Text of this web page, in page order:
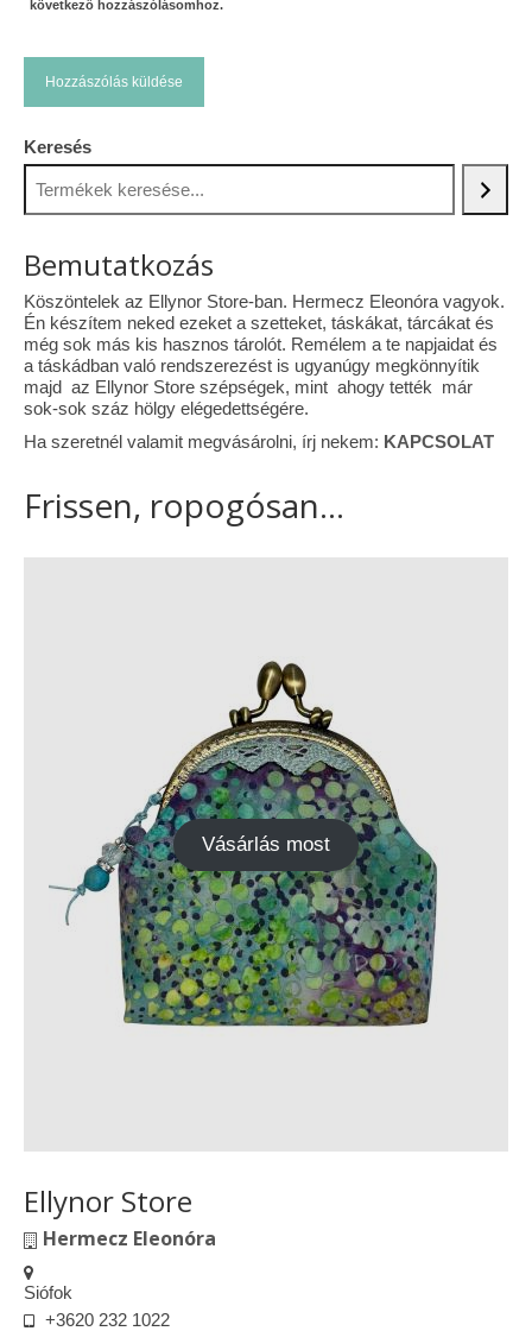
következő hozzászólásomhoz.
Keresés
Bemutatkozás
Köszöntelek az Ellynor Store-ban. Hermecz Eleonóra vagyok.
Én készítem neked ezeket a szetteket, táskákat, tárcákat és
még sok más kis hasznos tárolót. Remélem a te napjaidat és
a táskádban való rendszerezést is ugyanúgy megkönnyítik
majd az Ellynor Store szépségek, mint ahogy tették már
sok-sok száz hölgy elégedettségére.
Ha szeretnél valamit megvásárolni, írj nekem: KAPCSOLAT
Frissen, ropogósan...
Vásárlás most
Ellynor Store
Hermecz Eleonóra
Siófok
+3620 232 1022